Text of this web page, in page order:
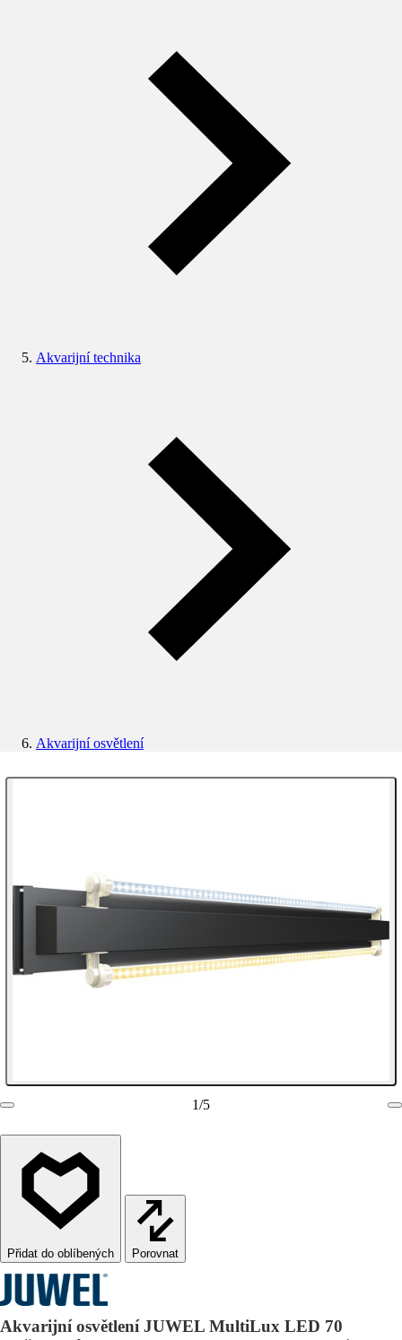
Akvarijní technika
Akvarijní osvětlení
1/5
Porovnat
Akvarijní osvětlení JUWEL MultiLux LED 70